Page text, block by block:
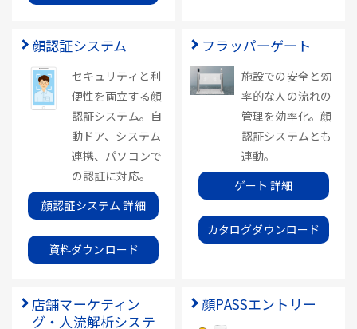
顔認証システム
セキュリティと利
便性を両立する顔
認証システム。自
動ドア、システム
連携、パソコンで
の認証に対応。
顔認証システム 詳細
資料ダウンロード
フラッパーゲート
施設での安全と効
率的な人の流れの
管理を効率化。顔
認証システムとも
連動。
ゲート 詳細
カタログダウンロード
店舗マーケティン
グ・人流解析システ
顔PASSエントリー